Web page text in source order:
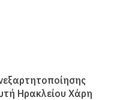
Ηρακλείου Χάρη